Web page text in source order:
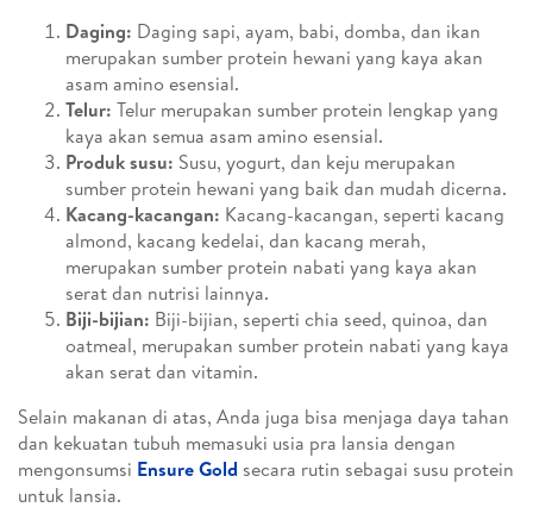
Daging: Daging sapi, ayam, babi, domba, dan ikan
merupakan sumber protein hewani yang kaya akan
asam amino esensial.
Telur: Telur merupakan sumber protein lengkap yang
kaya akan semua asam amino esensial.
Produk susu: Susu, yogurt, dan keju merupakan
sumber protein hewani yang baik dan mudah dicerna.
Kacang-kacangan: Kacang-kacangan, seperti kacang
almond, kacang kedelai, dan kacang merah,
merupakan sumber protein nabati yang kaya akan
serat dan nutrisi lainnya.
Biji-bijian: Biji-bijian, seperti chia seed, quinoa, dan
oatmeal, merupakan sumber protein nabati yang kaya
akan serat dan vitamin.
Selain makanan di atas, Anda juga bisa menjaga daya tahan
dan kekuatan tubuh memasuki usia pra lansia dengan
mengonsumsi Ensure Gold secara rutin sebagai susu protein
untuk lansia.